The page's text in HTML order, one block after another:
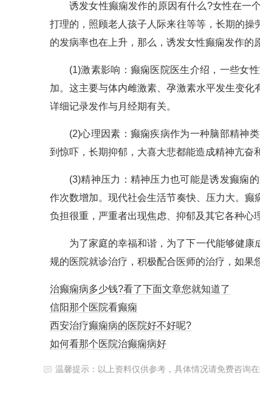
诱发女性癫痫发作的原因有什么?女性在一
打理的，照顾老人孩子人际来往等等，长期的
的发病率也在上升，那么，诱发女性癫痫发作的
(1)激素影响：癫痫医院医生介绍，一些女
加。这主要与体内雌激素、孕激素水平发生变
详细记录发作与月经期有关。
(2)心理因素：癫痫疾病作为一种脑部精神
到惊吓，长期抑郁，大喜大悲都能造成精神亢奋
(3)精神压力：精神压力也可能是诱发癫痫
作次数增加。现代社会生活节奏快、压力大。
负担很重，严重者出现焦虑、抑郁及其它各种心
为了家庭的幸福和谐，为了下一代能够健
规的医院就诊治疗，积极配合医师的治疗，如果
治癫痫病多少钱?看了下面文章您就知道了
信阳那个医院看癫痫
西安治疗癫痫病的医院好不好呢?
如何看那个医院治癫痫病好
温馨提示：以上资料仅供参考，具体情况请免费咨询